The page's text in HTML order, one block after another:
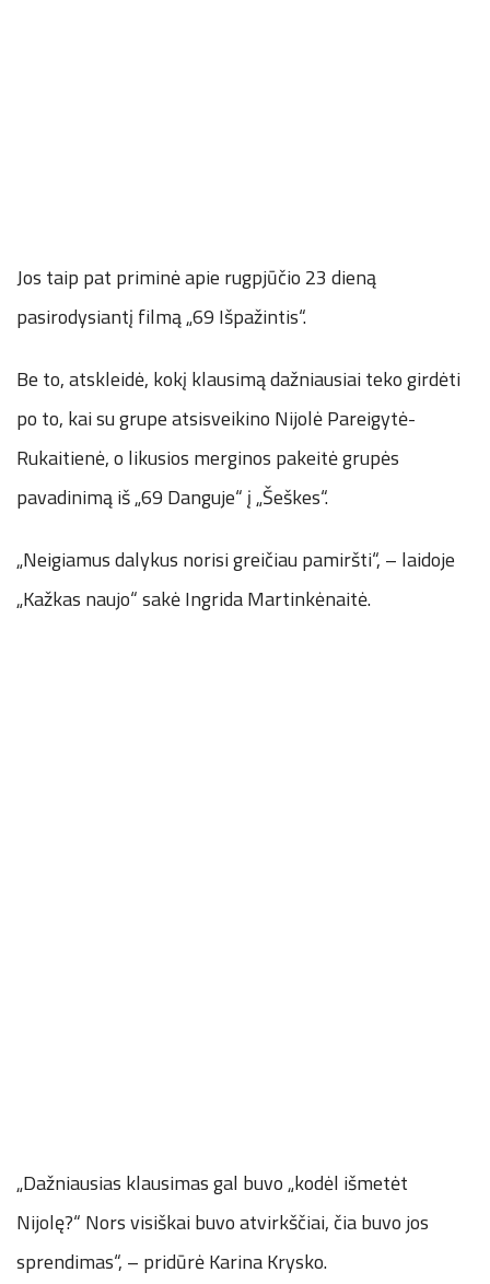
Jos taip pat priminė apie rugpjūčio 23 dieną
pasirodysiantį filmą „69 Išpažintis“.
Be to, atskleidė, kokį klausimą dažniausiai teko girdėti
po to, kai su grupe atsisveikino Nijolė Pareigytė-
Rukaitienė, o likusios merginos pakeitė grupės
pavadinimą iš „69 Danguje“ į „Šeškes“.
„Neigiamus dalykus norisi greičiau pamiršti“, – laidoje
„Kažkas naujo“ sakė Ingrida Martinkėnaitė.
„Dažniausias klausimas gal buvo „kodėl išmetėt
Nijolę?“ Nors visiškai buvo atvirkščiai, čia buvo jos
sprendimas“, – pridūrė Karina Krysko.